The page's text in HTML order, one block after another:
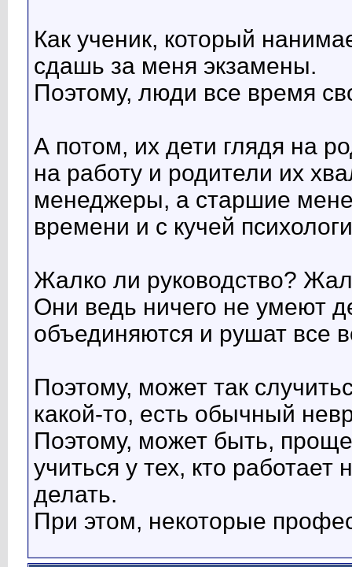
Как ученик, который
сдашь за меня экзамены.
Поэтому, люди все время
А потом, их дети глядя на
на работу и родители их
менеджеры, а старшие
времени и с кучей
Жалко ли руководство?
Они ведь ничего не умеют
объединяются и рушат все
Поэтому, может так
какой-то, есть обычный
Поэтому, может быть,
учиться у тех, кто работает
делать.
При этом, некоторые